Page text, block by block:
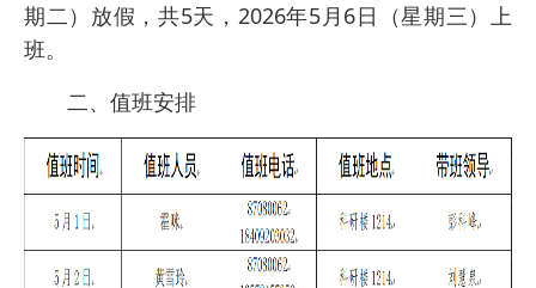
期二）放假，共5天，2026年5月6日（星期三）上
班。
二、值班安排